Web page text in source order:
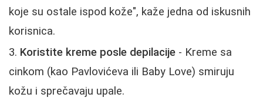
koje su ostale ispod kože", kaže jedna od iskusnih
korisnica.
Koristite kreme posle depilacije - Kreme sa
cinkom (kao Pavlovićeva ili Baby Love) smiruju
kožu i sprečavaju upale.